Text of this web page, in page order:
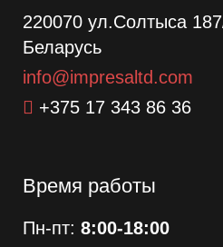
220070 ул.Солтыса
Беларусь
info@impresaltd.com
+375 17 343 86 36
Время работы
Пн-пт: 8:00-18:00